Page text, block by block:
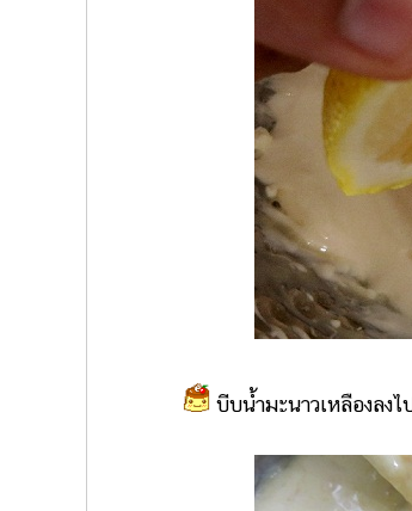
บีบน้ำมะนาวเหลืองลงไ